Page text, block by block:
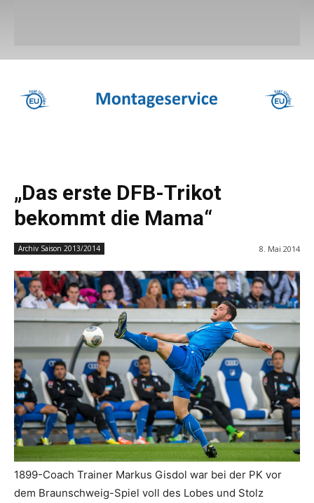
„Das erste DFB-Trikot
bekommt die Mama“
Archiv Saison 2013/2014 8. Mai 2014
1899-Coach Trainer Markus Gisdol war bei der PK vor
dem Braunschweig-Spiel voll des Lobes und Stolz